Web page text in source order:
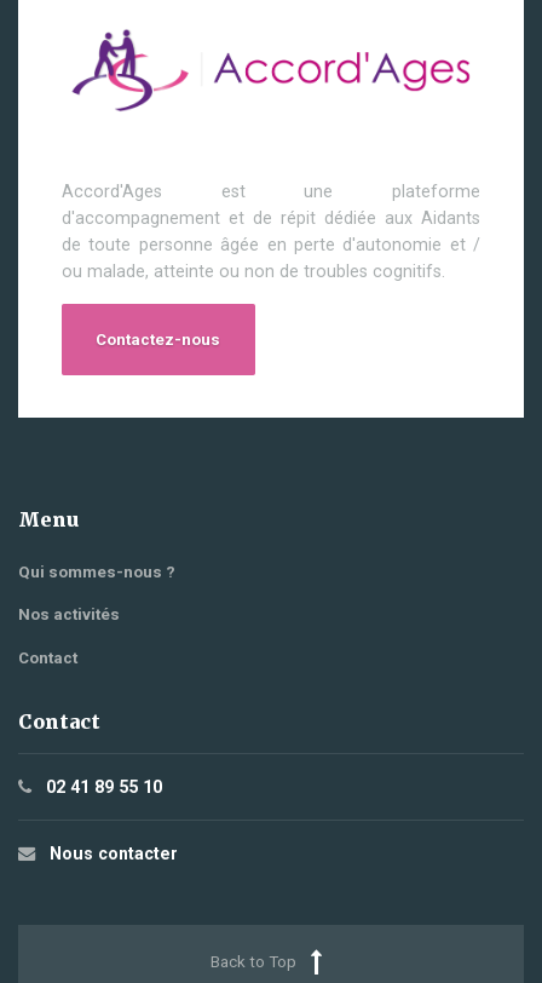
Accord'Ages est une plateforme
d'accompagnement et de répit dédiée aux Aidants
de toute personne âgée en perte d'autonomie et /
ou malade, atteinte ou non de troubles cognitifs.
Contactez-nous
Menu
Qui sommes-nous ?
Nos activités
Contact
Contact
02 41 89 55 10
Nous contacter
Back to Top